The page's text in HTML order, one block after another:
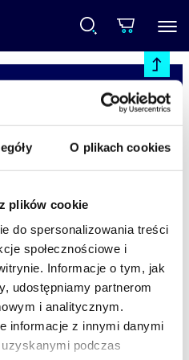
O plikach cookies
plików cookie
do spersonalizowania treści
społecznościowe i
Informacje o tym, jak
udostępniamy partnerom
i analitycznym.
informacje z innymi danymi
podczas